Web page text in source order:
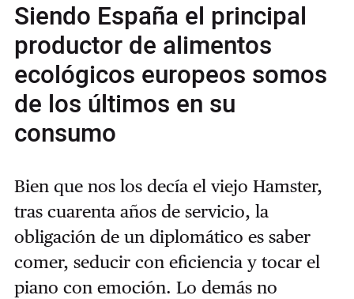
Siendo España el principal
productor de alimentos
ecológicos europeos somos
de los últimos en su
consumo
Bien que nos los decía el viejo Hamster,
tras cuarenta años de servicio, la
obligación de un diplomático es saber
comer, seducir con eficiencia y tocar el
piano con emoción. Lo demás no